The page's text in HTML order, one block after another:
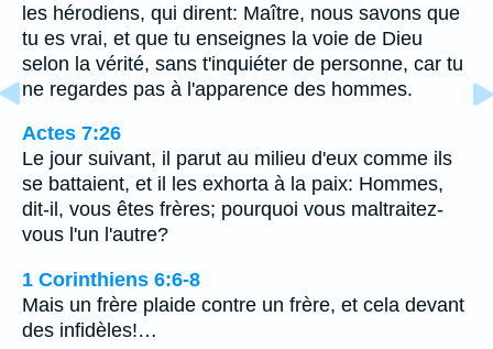
les hérodiens, qui dirent: Maître, nous savons que
tu es vrai, et que tu enseignes la voie de Dieu
selon la vérité, sans t'inquiéter de personne, car tu
ne regardes pas à l'apparence des hommes.
Actes 7:26
Le jour suivant, il parut au milieu d'eux comme ils
se battaient, et il les exhorta à la paix: Hommes,
dit-il, vous êtes frères; pourquoi vous maltraitez-
vous l'un l'autre?
1 Corinthiens 6:6-8
Mais un frère plaide contre un frère, et cela devant
des infidèles!…